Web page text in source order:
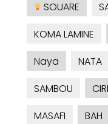
SOUARE
KOMA LAMINE
Naya
NATA
SAMBOU
MASAFI
BAH